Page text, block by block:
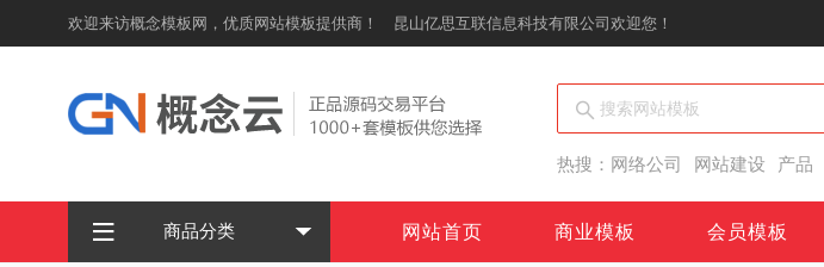
欢迎来访概念模板网，优质网站模板提供商！ 昆山亿思互联信息科技有限公司欢迎您！
热搜： 网络公司 网站建设 产品
商品分类 网站首页 商业模板 会员模板